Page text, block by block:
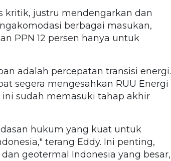
kritik, justru mendengarkan dan
berbagai masukan,
PPN 12 persen hanya untuk
adalah percepatan transisi energi.
segera mengesahkan RUU Energi
ini sudah memasuki tahap akhir
hukum yang kuat untuk
terang Eddy. Ini penting,
geotermal Indonesia yang besar,